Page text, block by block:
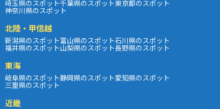
埼玉県のスポット千葉県のスポット東京都のスポット
神奈川県のスポット
北陸・甲信越
新潟県のスポット富山県のスポット石川県のスポット
福井県のスポット山梨県のスポット長野県のスポット
東海
岐阜県のスポット静岡県のスポット愛知県のスポット
三重県のスポット
近畿